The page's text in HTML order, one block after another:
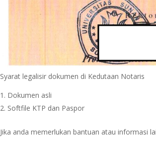
Syarat legalisir dokumen di Kedutaan Notaris
Dokumen asli
Softfile KTP dan Paspor
Jika anda memerlukan bantuan atau informasi